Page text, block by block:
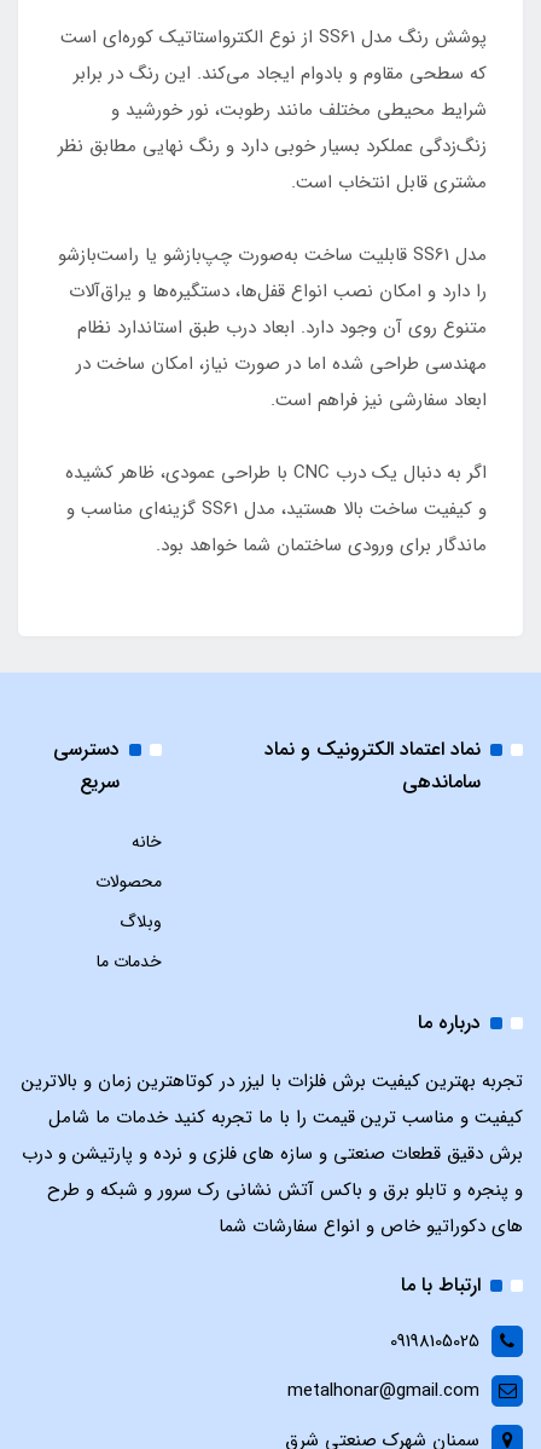
پوشش رنگ مدل SS61 از نوع الکترواستاتیک کوره‌ای است
که سطحی مقاوم و بادوام ایجاد می‌کند. این رنگ در برابر
شرایط محیطی مختلف مانند رطوبت، نور خورشید و
زنگ‌زدگی عملکرد بسیار خوبی دارد و رنگ نهایی مطابق نظر
مشتری قابل انتخاب است.
مدل SS61 قابلیت ساخت به‌صورت چپ‌بازشو یا راست‌بازشو
را دارد و امکان نصب انواع قفل‌ها، دستگیره‌ها و یراق‌آلات
متنوع روی آن وجود دارد. ابعاد درب طبق استاندارد نظام
مهندسی طراحی شده اما در صورت نیاز، امکان ساخت در
ابعاد سفارشی نیز فراهم است.
اگر به دنبال یک درب CNC با طراحی عمودی، ظاهر کشیده
و کیفیت ساخت بالا هستید، مدل SS61 گزینه‌ای مناسب و
ماندگار برای ورودی ساختمان شما خواهد بود.
نماد اعتماد الکترونیک و نماد
ساماندهی
دسترسی
سریع
خانه
محصولات
وبلاگ
خدمات ما
درباره ما
تجربه بهترین کیفیت برش فلزات با لیزر در کوتاهترین زمان و بالاترین
کیفیت و مناسب ترین قیمت را با ما تجربه کنید خدمات ما شامل
برش دقیق قطعات صنعتی و سازه های فلزی و نرده و پارتیشن و درب
و پنجره و تابلو برق و باکس آتش نشانی رک سرور و شبکه و طرح
های دکوراتیو خاص و انواع سفارشات شما
ارتباط با ما
09198105025
metalhonar@gmail.com
سمنان شهرک صنعتی شرق